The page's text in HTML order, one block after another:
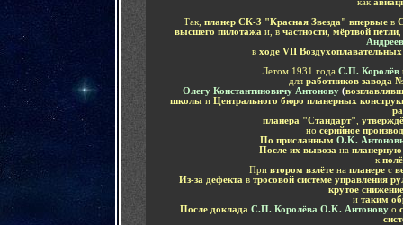
как
Так, планер СК-3 "Красная Звезда" впервые в
высшего пилотажа и, вчастности, мёртвой петли,
в ходе VII Воздухоплавательных
Летом 1931 года С.П. Королёв
для работников завода
Олегу Константиновичу Антонову (
школы и Центрального бюро планерных
планера "Стандарт"
но серийное
По присланным O.K.
После их вывоза на
к
При втором взлёте на планере с
Из-за дефекта в тросовой системе управления
крутое
итаким
После доклада С.П. Королёва O.K. Антонову о